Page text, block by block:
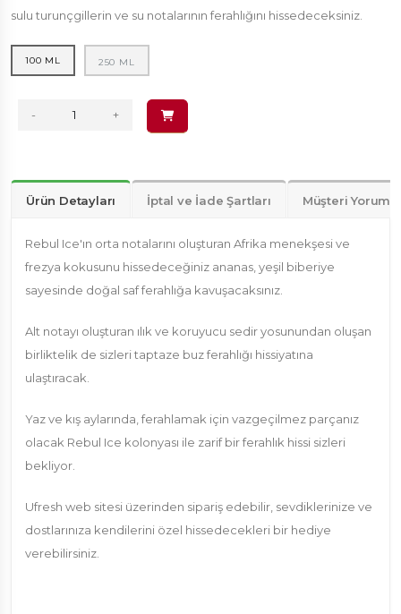
sulu turunçgillerin ve su notalarının ferahlığını hissedeceksiniz.
100 ML 250 ML
- +
Ürün Detayları İptal ve İade Şartları Müşteri
Rebul Ice'ın orta notalarını oluşturan Afrika menekşesi ve
frezya kokusunu hissedeceğiniz ananas, yeşil biberiye
sayesinde doğal saf ferahlığa kavuşacaksınız.
Alt notayı oluşturan ılık ve koruyucu sedir yosunundan oluşan
birliktelik de sizleri taptaze buz ferahlığı hissiyatına
ulaştıracak.
Yaz ve kış aylarında, ferahlamak için vazgeçilmez parçanız
olacak Rebul Ice kolonyası ile zarif bir ferahlık hissi sizleri
bekliyor.
Ufresh web sitesi üzerinden sipariş edebilir, sevdiklerinize ve
dostlarınıza kendilerini özel hissedecekleri bir hediye
verebilirsiniz.